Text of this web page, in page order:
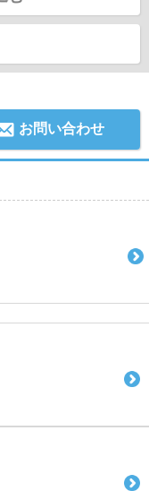
お問い合わせ